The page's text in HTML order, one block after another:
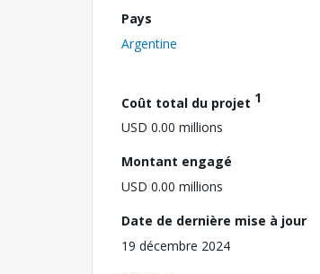
Pays
Argentine
Coût total du projet 1
USD 0.00 millions
Montant engagé
USD 0.00 millions
Date de dernière mise à jour
19 décembre 2024